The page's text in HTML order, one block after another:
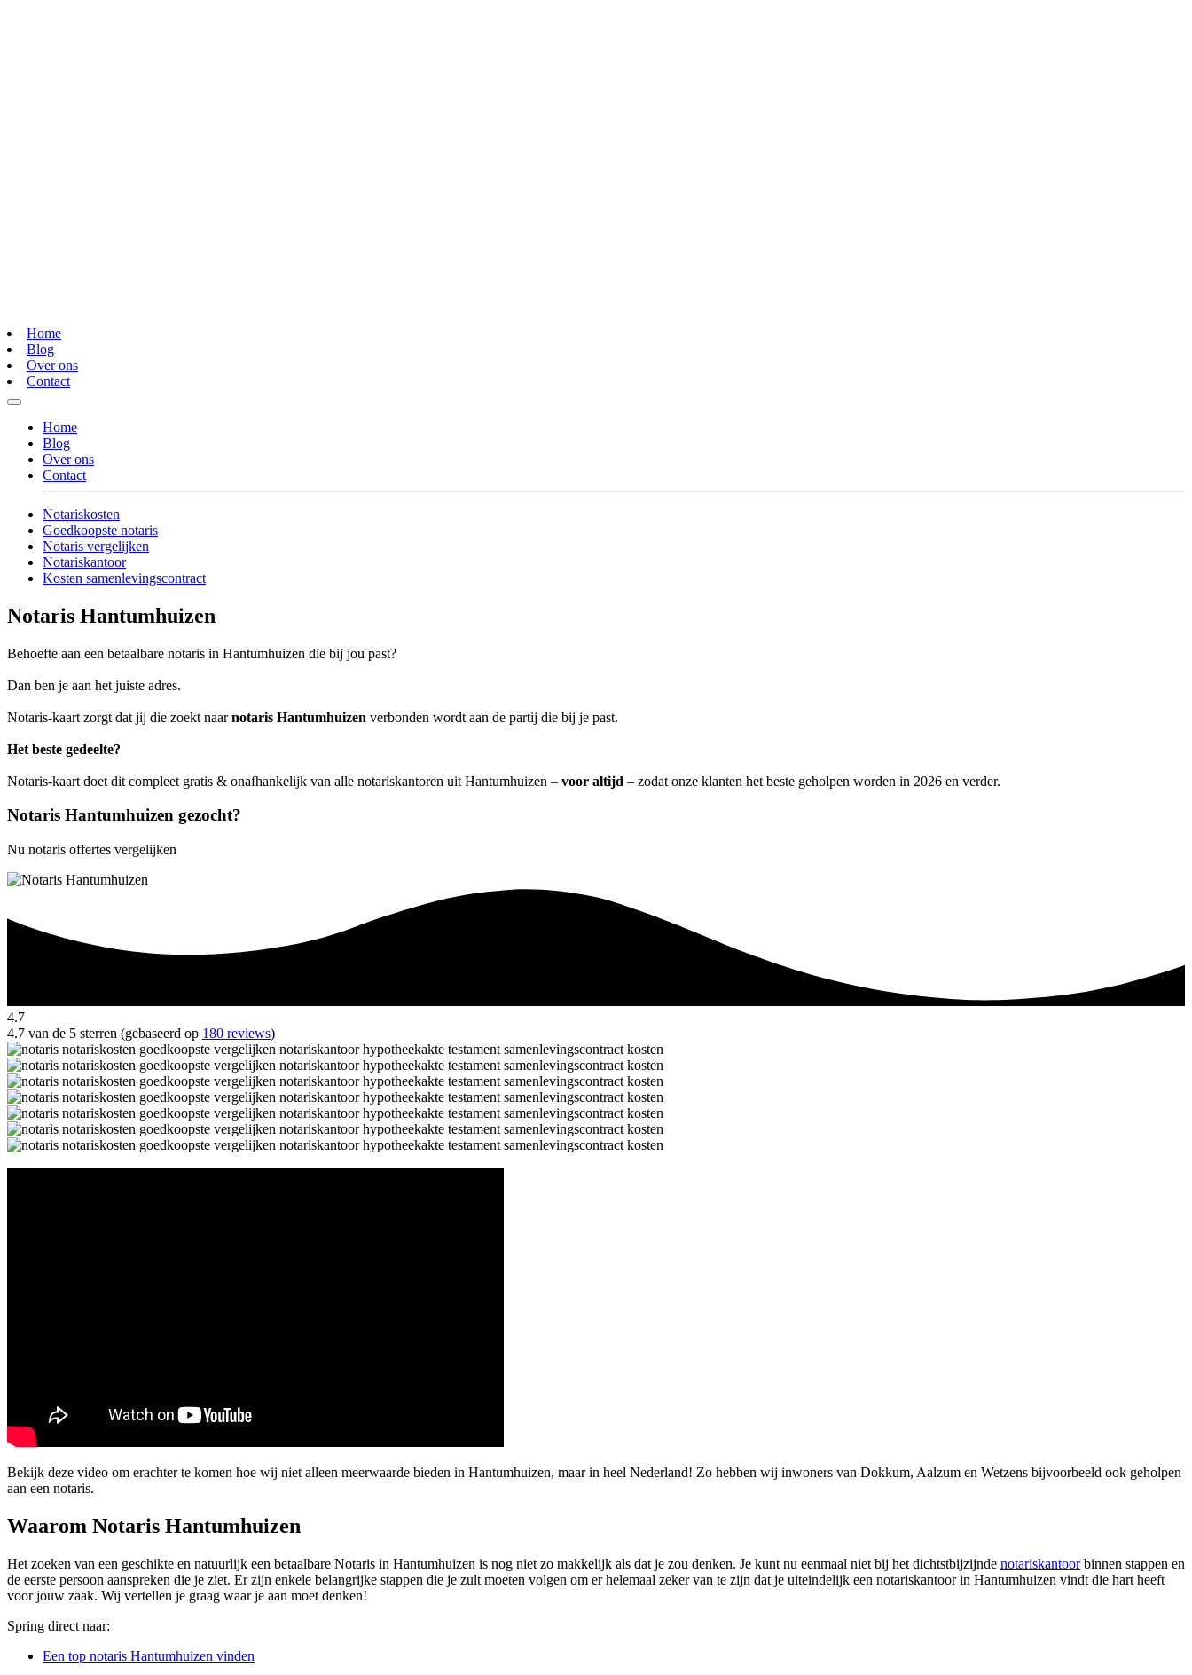
Home
Blog
Over ons
Contact
Home
Blog
Over ons
Contact
Notariskosten
Goedkoopste notaris
Notaris vergelijken
Notariskantoor
Kosten samenlevingscontract
Notaris Hantumhuizen
Behoefte aan een betaalbare notaris in Hantumhuizen die bij jou past?
Dan ben je aan het juiste adres.
Notaris-kaart zorgt dat jij die zoekt naarnotaris Hantumhuizen verbonden wordt aan de partij die bij je past.
Het beste gedeelte?
Notaris-kaart doet dit compleet gratis & onafhankelijk van alle notariskantoren uit Hantumhuizen – voor altijd – zodat onze klanten het beste geholpen worden in 2026 en verder.
Notaris Hantumhuizen gezocht?
Nu notaris offertes vergelijken
4.7
4.7 van de 5 sterren (gebaseerd op 180 reviews)
Bekijk deze video om erachter te komen hoe wij niet alleen meerwaarde bieden in Hantumhuizen, maar in heel Nederland! Zo hebben wij inwoners van Dokkum, Aalzum en Wetzens bijvoorbeeld ook geholpen
aan een notaris.
Waarom Notaris Hantumhuizen
Het zoeken van een geschikte en natuurlijk een betaalbare Notaris in Hantumhuizen is nog niet zo makkelijk als dat je zou denken. Je kunt nu eenmaal niet bij het dichtstbijzijnde notariskantoorbinnen stappen en
de eerste persoon aanspreken die je ziet. Er zijn enkele belangrijke stappen die je zult moeten volgen om er helemaal zeker van te zijn dat je uiteindelijk een notariskantoor in Hantumhuizen vindt die hart heeft
voor jouw zaak. Wij vertellen je graag waar je aan moet denken!
Spring direct naar:
Een top notaris Hantumhuizen vinden